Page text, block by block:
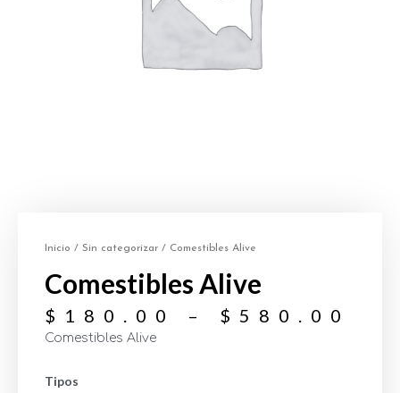
Inicio / Sin categorizar / Comestibles Alive
Comestibles Alive
$ 180.00 – $ 580.00
Comestibles Alive
Tipos